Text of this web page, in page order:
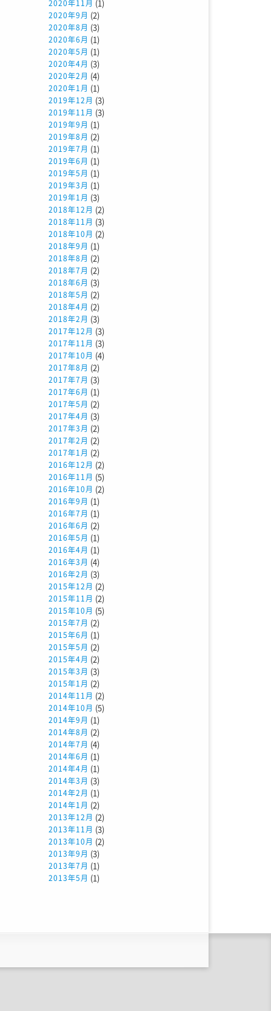
2020年11月 (1)
2020年9月 (2)
2020年8月 (3)
2020年6月 (1)
2020年5月 (1)
2020年4月 (3)
2020年2月 (4)
2020年1月 (1)
2019年12月 (3)
2019年11月 (3)
2019年9月 (1)
2019年8月 (2)
2019年7月 (1)
2019年6月 (1)
2019年5月 (1)
2019年3月 (1)
2019年1月 (3)
2018年12月 (2)
2018年11月 (3)
2018年10月 (2)
2018年9月 (1)
2018年8月 (2)
2018年7月 (2)
2018年6月 (3)
2018年5月 (2)
2018年4月 (2)
2018年2月 (3)
2017年12月 (3)
2017年11月 (3)
2017年10月 (4)
2017年8月 (2)
2017年7月 (3)
2017年6月 (1)
2017年5月 (2)
2017年4月 (3)
2017年3月 (2)
2017年2月 (2)
2017年1月 (2)
2016年12月 (2)
2016年11月 (5)
2016年10月 (2)
2016年9月 (1)
2016年7月 (1)
2016年6月 (2)
2016年5月 (1)
2016年4月 (1)
2016年3月 (4)
2016年2月 (3)
2015年12月 (2)
2015年11月 (2)
2015年10月 (5)
2015年7月 (2)
2015年6月 (1)
2015年5月 (2)
2015年4月 (2)
2015年3月 (3)
2015年1月 (2)
2014年11月 (2)
2014年10月 (5)
2014年9月 (1)
2014年8月 (2)
2014年7月 (4)
2014年6月 (1)
2014年4月 (1)
2014年3月 (3)
2014年2月 (1)
2014年1月 (2)
2013年12月 (2)
2013年11月 (3)
2013年10月 (2)
2013年9月 (3)
2013年7月 (1)
2013年5月 (1)